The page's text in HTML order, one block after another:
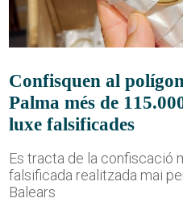
Confisquen al
Palma més de
luxe falsificades
Es tracta de la confiscació
falsificada realitzada mai
Balears